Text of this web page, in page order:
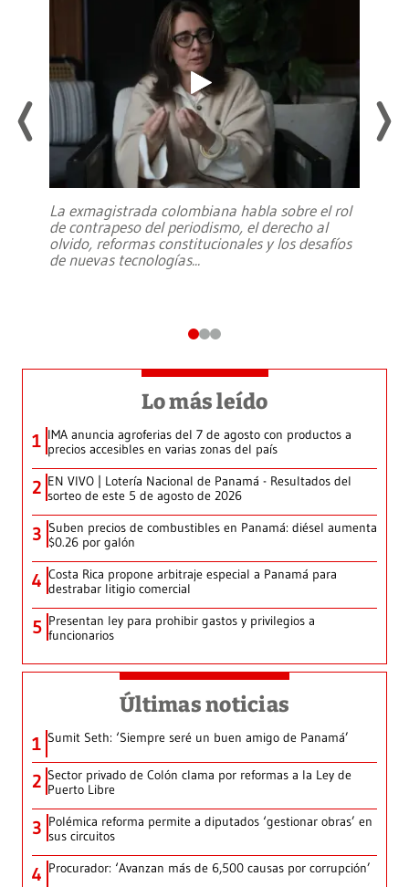
La exmagistrada colombiana habla sobre el rol
de contrapeso del periodismo, el derecho al
olvido, reformas constitucionales y los desafíos
de nuevas tecnologías...
Lo más leído
1 IMA anuncia agroferias del 7 de agosto con productos a
precios accesibles en varias zonas del país
2 EN VIVO | Lotería Nacional de Panamá - Resultados del
sorteo de este 5 de agosto de 2026
3 Suben precios de combustibles en Panamá: diésel aumenta
$0.26 por galón
4 Costa Rica propone arbitraje especial a Panamá para
destrabar litigio comercial
5 Presentan ley para prohibir gastos y privilegios a
funcionarios
Últimas noticias
1 Sumit Seth: ‘Siempre seré un buen amigo de Panamá’
2 Sector privado de Colón clama por reformas a la Ley de
Puerto Libre
3 Polémica reforma permite a diputados ‘gestionar obras’ en
sus circuitos
4 Procurador: ‘Avanzan más de 6,500 causas por corrupción’